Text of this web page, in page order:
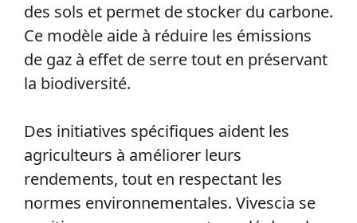
des sols et permet de stocker du carbone.
Ce modèle aide à réduire les émissions
de gaz à effet de serre tout en préservant
la biodiversité.
Des initiatives spécifiques aident les
agriculteurs à améliorer leurs
rendements, tout en respectant les
normes environnementales. Vivescia se